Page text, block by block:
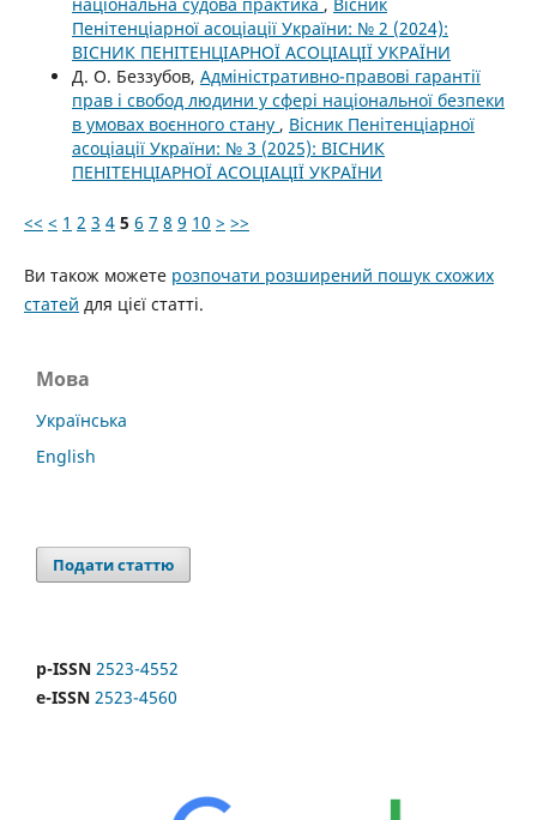
Пенітенціарної асоціації України: № 2 (2024):
ВІСНИК ПЕНІТЕНЦІАРНОЇ АСОЦІАЦІЇ УКРАЇНИ
Д. О. Беззубов, Адміністративно-правові гарантії
прав і свобод людини у сфері національної безпеки
в умовах воєнного стану , Вісник Пенітенціарної
асоціації України: № 3 (2025): ВІСНИК
ПЕНІТЕНЦІАРНОЇ АСОЦІАЦІЇ УКРАЇНИ
<< < 1 2 3 4 5 6 7 8 9 10 > >>
Ви також можете розпочати розширений пошук схожих
статей для цієї статті.
Мова
Українська
English
Подати статтю
p-ISSN 2523-4552
e-ISSN 2523-4560